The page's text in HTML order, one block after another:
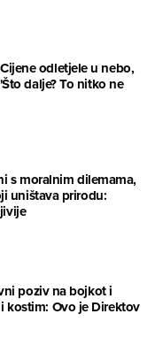
Cijene odletjele u nebo,
dalje? To nitko ne
s moralnim dilemama,
uništava prirodu:
poziv na bojkot i
kostim: Ovo je Direktov